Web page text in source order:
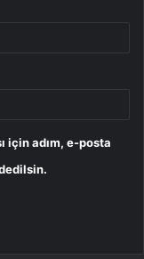
için adım, e-posta